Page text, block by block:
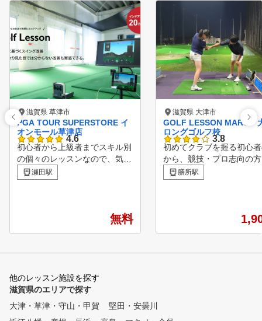
滋賀県 草津市
PGA TOUR SUPERSTORE イ
オンモール草津店
4.6
初心者から上級者までスキル別
の個々のレッスンなので、気兼
ねなく受講できます！ ■POINT
１ スクール受け放題！ レッ
た、2回分の先行予約が可能で
で、いつもと違うコーチでもご
れる。 ■POINT3 PGAのティ
ーチングプロが監修(プロゴル
ッスンを実施！ 普段聞きにく
瀬田駅
無料
滋賀県 大津市
GOLF LESSON MARU
ロングゴルフ校
3.8
初めてクラブを握る初心
から、競技・プロ志向の
幅広く対応させていただ
ります。 現在、滋賀県の
ます。 是非ともレッスン
膳所駅
他のレッスン施設を探す
滋賀県のエリアで探す
大津・草津・守山・甲賀
堅田・安曇川